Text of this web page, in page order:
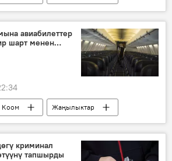
тазалоо
авиабилеттер
шарт менен…
Коом
Жаңылыктар
билет
криминал
тапшырды